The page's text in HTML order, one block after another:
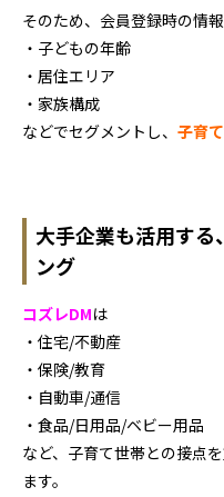
そのため、会員登録時の情
・子どもの年齢
・居住エリア
・家族構成
などでセグメントし、子育
大手企業も活用する
ング
コズレDMは
・住宅/不動産
・保険/教育
・自動車/通信
・食品/日用品/ベビー用品
など、子育て世帯との接点
ます。